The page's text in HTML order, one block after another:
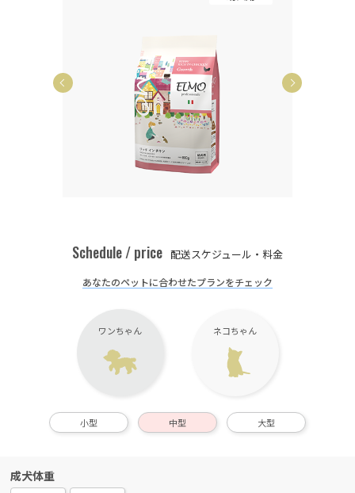
Schedule / price 配送スケジュール・料金
あなたのペットに合わせたプランをチェック
ワンちゃん ネコちゃん
小型 中型 大型
成犬体重